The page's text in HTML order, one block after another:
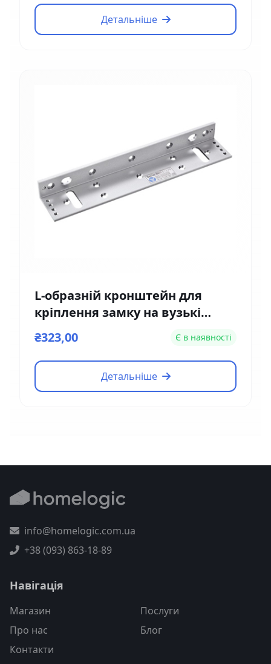
Детальніше
L-образній кронштейн для
кріплення замку на вузькі
двері Yli Electronic MBK-180NL
₴323,00 Є в наявності
Детальніше
info@homelogic.com.ua
+38 (093) 863-18-89
Навігація
Магазин
Послуги
Про нас
Блог
Контакти